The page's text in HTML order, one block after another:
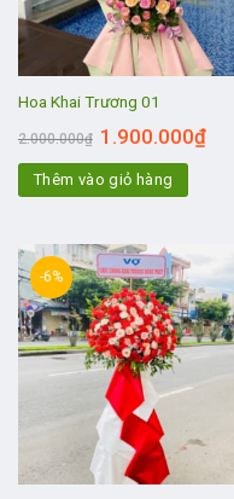
Hoa Khai Trương 01
2.000.000₫ 1.900.000₫
Thêm vào giỏ hàng
-6%